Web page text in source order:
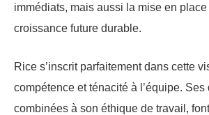
immédiats, mais aussi la mise en place
croissance future durable.
Rice s’inscrit parfaitement dans cette
compétence et ténacité à l’équipe.
combinées à son éthique de travail,